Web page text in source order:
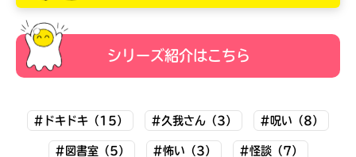
見られる
シリーズ紹介はこちら
#ドキドキ（15） #久我さん（3） #呪い（8）
#図書室（5） #怖い（3） #怪談（7）